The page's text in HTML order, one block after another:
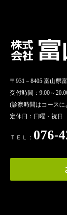
〒931－8405 富山県
受付時間：9:00～
(診察時間はコース
定休日：日曜・祝日
ＴＥＬ： 076-